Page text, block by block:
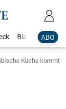
ABO
Blaulicht
Küche kommt